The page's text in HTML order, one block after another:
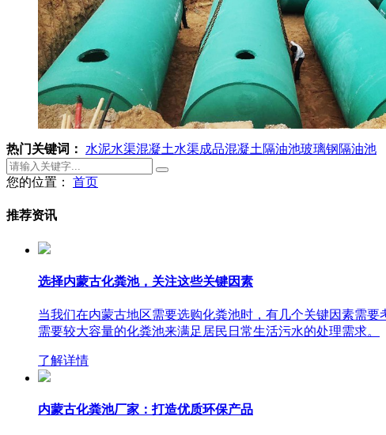
热门关键词： 水泥水渠混凝土水渠成品混凝土隔油池玻璃钢隔油池
您的位置： 首页
推荐资讯
选择内蒙古化粪池，关注这些关键因素
当我们在内蒙古地区需要选购化粪池时，有几个关键因素需
需要较大容量的化粪池来满足居民日常生活污水的处理需求。
了解详情
内蒙古化粪池厂家：打造优质环保产品